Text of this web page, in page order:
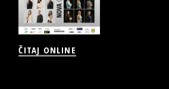
ČITAJ ONLINE